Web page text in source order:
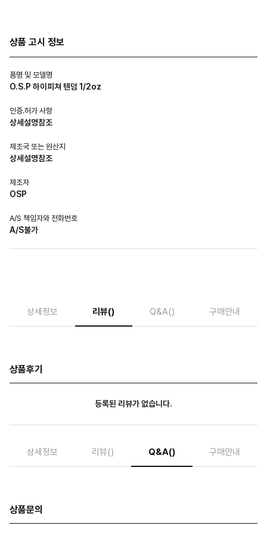
상품 고시 정보
품명 및 모델명
O.S.P 하이피쳐 텐덤 1/2oz
인증.허가 사항
상세설명참조
제조국 또는 원산지
상세설명참조
제조자
OSP
A/S 책임자와 전화번호
A/S불가
상세정보 리뷰() Q&A() 구매안내
상품후기
등록된 리뷰가 없습니다.
상세정보 리뷰() Q&A() 구매안내
상품문의